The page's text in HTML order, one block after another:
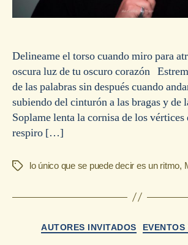
Delineame el torso cuando miro para
oscura luz de tu oscuro corazón
de las palabras sin después cuando
subiendo del cinturón a las bragas y de
Soplame lenta la cornisa de los vértices
respiro […]
Etiquetaslo único que se puede decir es un ritmo,
AUTORES INVITADOS